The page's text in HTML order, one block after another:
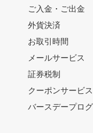
ご入金・ご出金
外貨決済
お取引時間
メールサービス
証券税制
クーポンサービス
バースデープロ